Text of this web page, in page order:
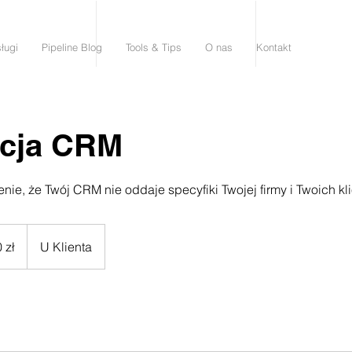
Pipeline Blog Tools & Tips O nas Kontakt
CRM
że Twój CRM nie oddaje specyfiki Twojej firmy i Twoich
zł U Klienta